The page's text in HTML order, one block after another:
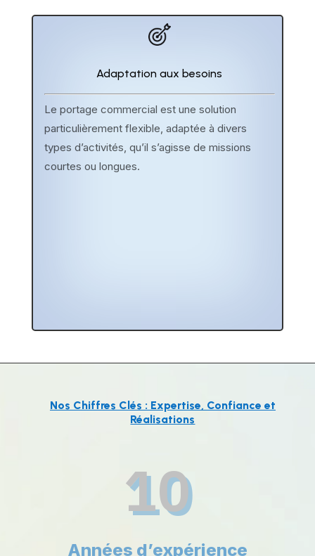
Adaptation aux besoins
Le portage commercial est une solution
particulièrement flexible, adaptée à divers
types d’activités, qu’il s’agisse de missions
Nos Chiffres Clés : Expertise, Confiance et
10